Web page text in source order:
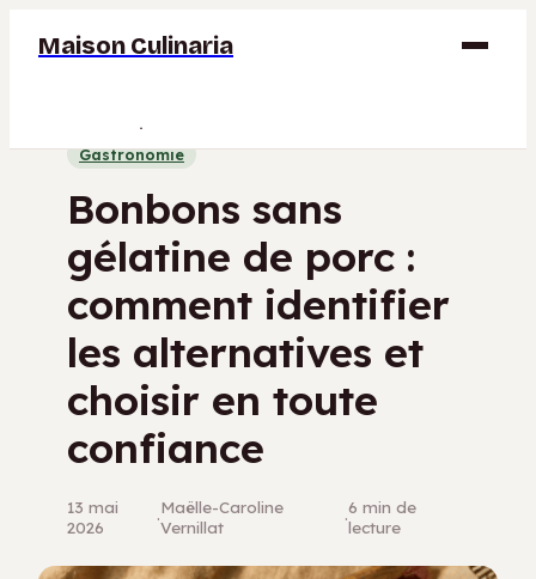
Maison Culinaria
Gastronomie
Jardinage
Gastronomie
Bonbons sans
gélatine de porc :
comment identifier
les alternatives et
choisir en toute
confiance
13 mai
2026
·Maëlle-Caroline
Vernillat
·6 min de
lecture